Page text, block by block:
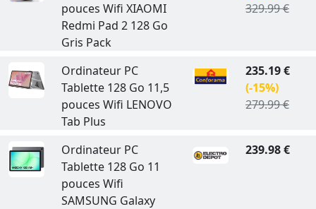
pouces Wifi XIAOMI
Redmi Pad 2 128 Go
Gris Pack
329.99 €
Ordinateur PC
Tablette 128 Go 11,5
pouces Wifi LENOVO
Tab Plus
235.19 €
(-15%)
279.99 €
Ordinateur PC
Tablette 128 Go 11
pouces Wifi
SAMSUNG Galaxy
239.98 €